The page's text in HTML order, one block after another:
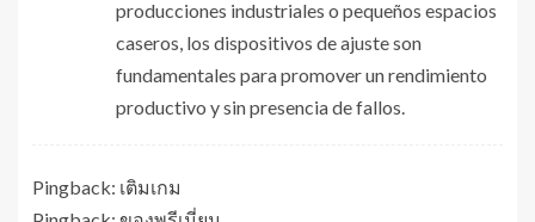
producciones industriales o pequeños espacios
caseros, los dispositivos de ajuste son
fundamentales para promover un rendimiento
productivo y sin presencia de fallos.
Pingback: เติมเกม